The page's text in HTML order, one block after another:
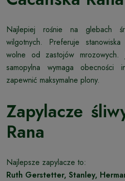
Najlepiej rośnie na glebach
wilgotnych. Preferuje
wolne od zastojów mrozowych.
samopylna wymaga obecności
zapewnić maksymalne plony.
Zapylacze
Rana
Najlepsze zapylacze to:
Ruth Gerstetter, Stanley,